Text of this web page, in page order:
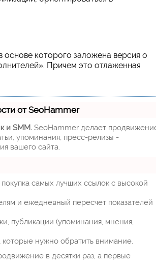
которого заложена версия о
Причем это отлаженная
от SeoHammer
и SMM. SeoHammer делает
упоминания, пресс-релизы -
вашего сайта.
самых лучших ссылок с высокой
и ежедневный пересчет показателей
публикации (упоминания, мнения,
нужно обратить внимание.
в десятки раз, а первые